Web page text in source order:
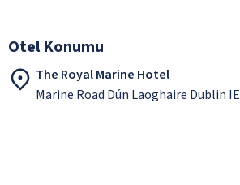
Otel Konumu
The Royal Marine Hotel
Marine Road Dún Laoghaire Dublin IE